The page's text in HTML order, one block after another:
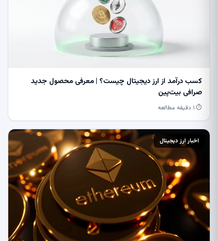
کسب درآمد از ارز دیجیتال چیست؟ | معرفی محصول جدید
صرافی بیت‌پین
⏱ ۱ دقیقه مطالعه
اخبار ارز دیجیتال